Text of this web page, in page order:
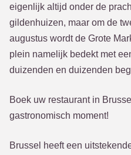
eigenlijk altijd onder de
gildenhuizen, maar om de
augustus wordt de Grote
plein namelijk bedekt met
duizenden en duizenden
Boek uw restaurant in
gastronomisch moment!
Brussel heeft een